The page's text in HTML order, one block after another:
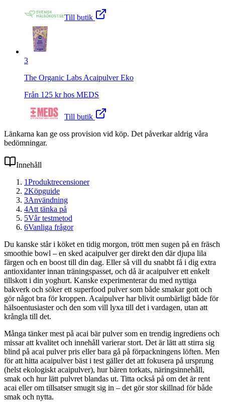
Till butik
3
The Organic Labs Acaipulver Eko
Från 125 kr hos MEDS
Till butik
Länkarna kan ge oss provision vid köp. Det påverkar aldrig våra
bedömningar.
Innehåll
1Produktrecensioner
2Köpguide
3Användning
4Att tänka på
5Vår testmetod
6Vanliga frågor
Du kanske står i köket en tidig morgon, trött men sugen på en fräsch
smoothie bowl – en sked acaipulver ger direkt den där djupa lila
färgen och en boost till din dag. Eller så vill du snabbt få i dig extra
antioxidanter innan träningspasset, och då är acaipulver ett enkelt
tillskott i din yoghurt. Kanske experimenterar du med nyttiga
bakverk och söker ett superfood pulver som både smakar gott och
gör något bra för kroppen. Acaipulver har blivit oumbärligt både för
hälsoentusiaster och den som vill lyxa till det i vardagen, utan att
krångla till det.
Många tänker mest på acai bär pulver som en trendig ingrediens och
missar att kvalitet och innehåll varierar stort. Det är lätt att stirra sig
blind på acai pulver pris eller bara gå på förpackningens löften. Men
för att hitta acaipulver bäst i test gäller det att fokusera på ursprung
(helst ekologiskt acaipulver), hur bären torkats, näringsinnehåll,
smak och hur lätt pulvret blandas ut. Titta också på om det är rent
acai eller om tillsatser smugit sig in – det gör stor skillnad för både
smak och nytta.